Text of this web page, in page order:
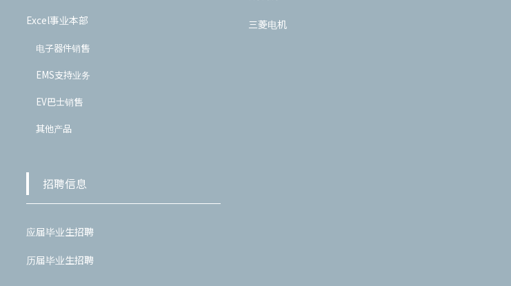
Excel事业本部
电子器件销售
EMS支持业务
EV巴士销售
其他产品
三菱电机
招聘信息
应届毕业生招聘
历届毕业生招聘